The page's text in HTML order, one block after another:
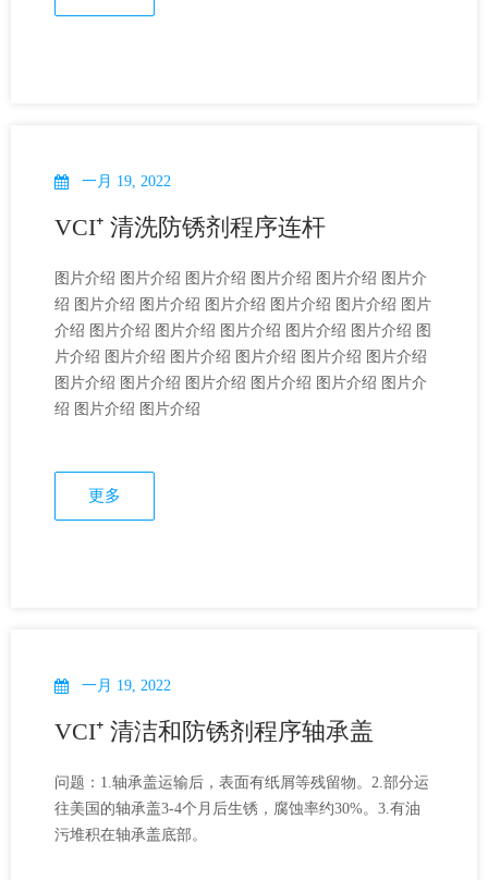
一月 19, 2022
VCI⁺ 清洗防锈剂程序连杆
图片介绍 图片介绍 图片介绍 图片介绍 图片介绍 图片介
绍 图片介绍 图片介绍 图片介绍 图片介绍 图片介绍 图片
介绍 图片介绍 图片介绍 图片介绍 图片介绍 图片介绍 图
片介绍 图片介绍 图片介绍 图片介绍 图片介绍 图片介绍
图片介绍 图片介绍 图片介绍 图片介绍 图片介绍 图片介
绍 图片介绍 图片介绍
更多
一月 19, 2022
VCI⁺ 清洁和防锈剂程序轴承盖
问题：1.轴承盖运输后，表面有纸屑等残留物。2.部分运
往美国的轴承盖3-4个月后生锈，腐蚀率约30%。3.有油
污堆积在轴承盖底部。